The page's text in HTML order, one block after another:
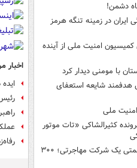
دشمن!
ایران در زمینه تنگه هرمز
امنیت ملی از آینده
با مومنی دیدار کرد
شایعه استعفای
ملی
کثیرالشاکی «تات موتور
کلاهبرداری ۴ همتی یک شرکت مهاجرتی؛ ۳۰۰
اخبار